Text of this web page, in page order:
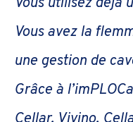
Vous avez la
une gestion de
Grâce à